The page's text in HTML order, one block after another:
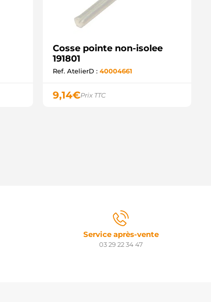
Cosse pointe non-isolee
191801
Ref. AtelierD : 40004661
9,14€Prix TTC
Service après-vente
03 29 22 34 47